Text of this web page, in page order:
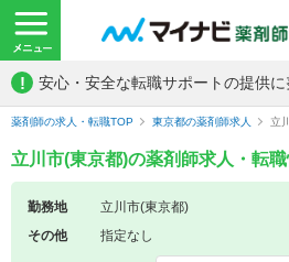
! 安心・安全な転職サポートの提供に
薬剤師の求人・転職TOP 東京都の薬剤師求人 立
立川市(東京都)の薬剤師求人・転
勤務地
立川市(東京都)
その他
指定なし